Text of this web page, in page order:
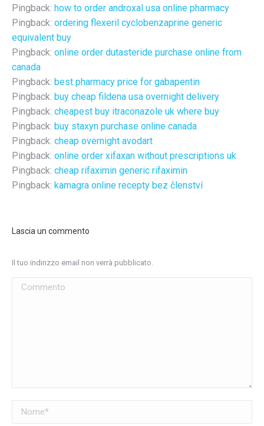
Pingback: how to order androxal usa online pharmacy
Pingback: ordering flexeril cyclobenzaprine generic
equivalent buy
Pingback: online order dutasteride purchase online from
canada
Pingback: best pharmacy price for gabapentin
Pingback: buy cheap fildena usa overnight delivery
Pingback: cheapest buy itraconazole uk where buy
Pingback: buy staxyn purchase online canada
Pingback: cheap overnight avodart
Pingback: online order xifaxan without prescriptions uk
Pingback: cheap rifaximin generic rifaximin
Pingback: kamagra online recepty bez členství
Lascia un commento
Il tuo indirizzo email non verrà pubblicato.
Commento
Nome *